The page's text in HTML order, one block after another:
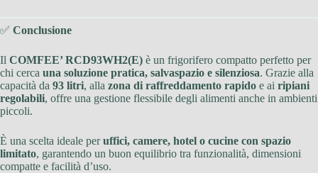
✅ Conclusione
Il COMFEE’ RCD93WH2(E) è un frigorifero compatto perfetto per
chi cerca una soluzione pratica, salvaspazio e silenziosa. Grazie alla
capacità da 93 litri, alla zona di raffreddamento rapido e ai ripiani
regolabili, offre una gestione flessibile degli alimenti anche in ambienti
piccoli.
È una scelta ideale peruffici, camere, hotel o cucine con spazio
limitato, garantendo un buon equilibrio tra funzionalità, dimensioni
compatte e facilità d’uso.